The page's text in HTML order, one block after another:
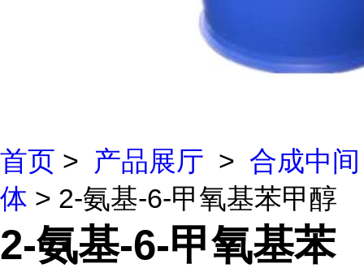
首页 > 产品展厅 > 合成中间
体 > 2-氨基-6-甲氧基苯甲醇
2-氨基-6-甲氧基苯